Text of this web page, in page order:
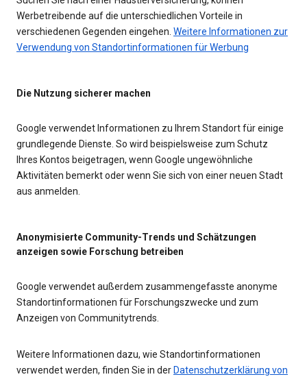
Werbetreibende auf die unterschiedlichen Vorteile in
verschiedenen Gegenden eingehen. Weitere Informationen zur
Verwendung von Standortinformationen für Werbung
Die Nutzung sicherer machen
Google verwendet Informationen zu Ihrem Standort für einige
grundlegende Dienste. So wird beispielsweise zum Schutz
Ihres Kontos beigetragen, wenn Google ungewöhnliche
Aktivitäten bemerkt oder wenn Sie sich von einer neuen Stadt
aus anmelden.
Anonymisierte Community-Trends und Schätzungen
anzeigen sowie Forschung betreiben
Google verwendet außerdem zusammengefasste anonyme
Standortinformationen für Forschungszwecke und zum
Anzeigen von Communitytrends.
Weitere Informationen dazu, wie Standortinformationen
verwendet werden, finden Sie in der Datenschutzerklärung von